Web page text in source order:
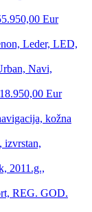
Eur
Leder, LED,
Navi,
Eur
kožna
izvrstan,
2011.g.,
REG. GOD.